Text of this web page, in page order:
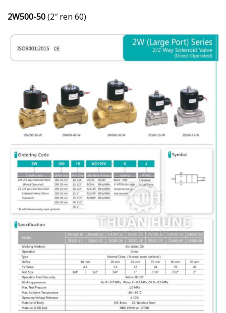
2W500-50(2″ ren 60)